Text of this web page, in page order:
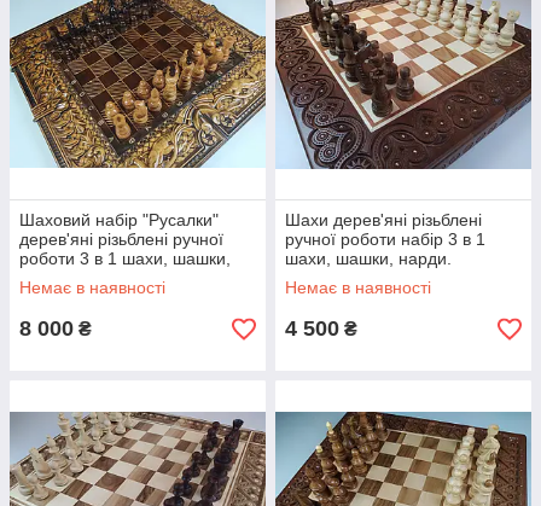
Шаховий набір "Русалки"
дерев'яні різьблені ручної
роботи 3 в 1 шахи, шашки,
нарди.
Немає в наявності
8 000 ₴
Шахи дерев'яні різьблені
ручної роботи набір 3 в 1
шахи, шашки, нарди.
Немає в наявності
4 500 ₴